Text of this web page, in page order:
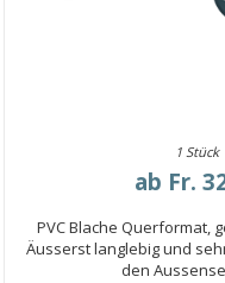
1 Stück
ab Fr.
PVC Blache Querformat,
Äusserst langlebig und
den